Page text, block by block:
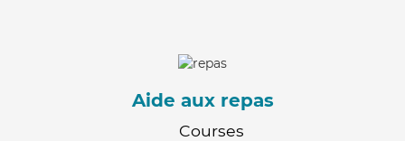
Aide aux repas
Courses